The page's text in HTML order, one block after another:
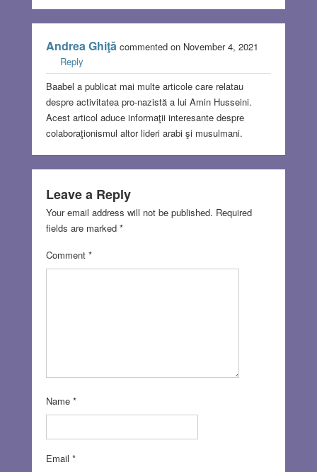
Andrea Ghiţăcommented on November 4, 2021
Reply
Baabel a publicat mai multe articole care relatau
despre activitatea pro-nazistă a lui Amin Husseini.
Acest articol aduce informaţii interesante despre
colaboraţionismul altor lideri arabi şi musulmani.
Leave a Reply
Your email address will not be published. Required
fields are marked *
Comment *
Name *
Email *